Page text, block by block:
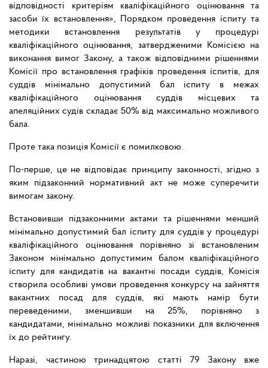
відповідності критеріям кваліфікаційного оцінювання та
засоби їх встановлення», Порядком проведення іспиту та
методики встановлення результатів у процедурі
кваліфікаційного оцінювання, затвердженими Комісією на
виконання вимог Закону, а також відповідними рішеннями
Комісії про встановлення графіків проведення іспитів, для
суддів мінімально допустимий бал іспиту в межах
кваліфікаційного оцінювання суддів місцевих та
апеляційних судів складає 50% від максимально можливого
бала.
Проте така позиція Комісії є помилковою.
По-перше, це не відповідає принципу законності, згідно з
яким підзаконний нормативний акт не може суперечити
вимогам закону.
Встановивши підзаконними актами та рішеннями менший
мінімально допустимий бал іспиту для суддів у процедурі
кваліфікаційного оцінювання порівняно зі встановленим
Законом мінімально допустимим балом кваліфікаційного
іспиту для кандидатів на вакантні посади суддів, Комісія
створила особливі умови проведення конкурсу на зайняття
вакантних посад для суддів, які мають намір бути
переведеними, зменшивши на 25%, порівняно з
кандидатами, мінімально можливі показники для включення
їх до рейтингу.
Наразі, частиною тринадцятою статті 79 Закону вже